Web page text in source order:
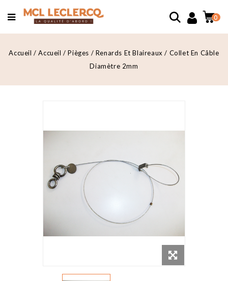
0
Accueil Accueil Pièges Renards Et Blaireaux
Collet En Câble
Diamètre 2mm